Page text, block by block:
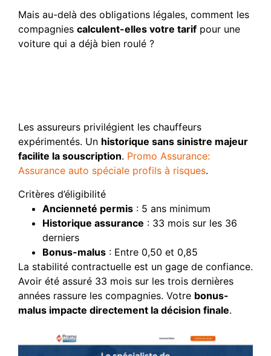
Mais au-delà des obligations légales, comment les
compagnies calculent-elles votre tarif pour une
voiture qui a déjà bien roulé ?
Les assureurs privilégient les chauffeurs
expérimentés. Un historique sans sinistre majeur
facilite la souscription. Promo Assurance:
Assurance auto spéciale profils à risques.
Critères d’éligibilité
Ancienneté permis : 5 ans minimum
Historique assurance : 33 mois sur les 36
derniers
Bonus-malus : Entre 0,50 et 0,85
La stabilité contractuelle est un gage de confiance.
Avoir été assuré 33 mois sur les trois dernières
années rassure les compagnies. Votre bonus-
malus impacte directement la décision finale.